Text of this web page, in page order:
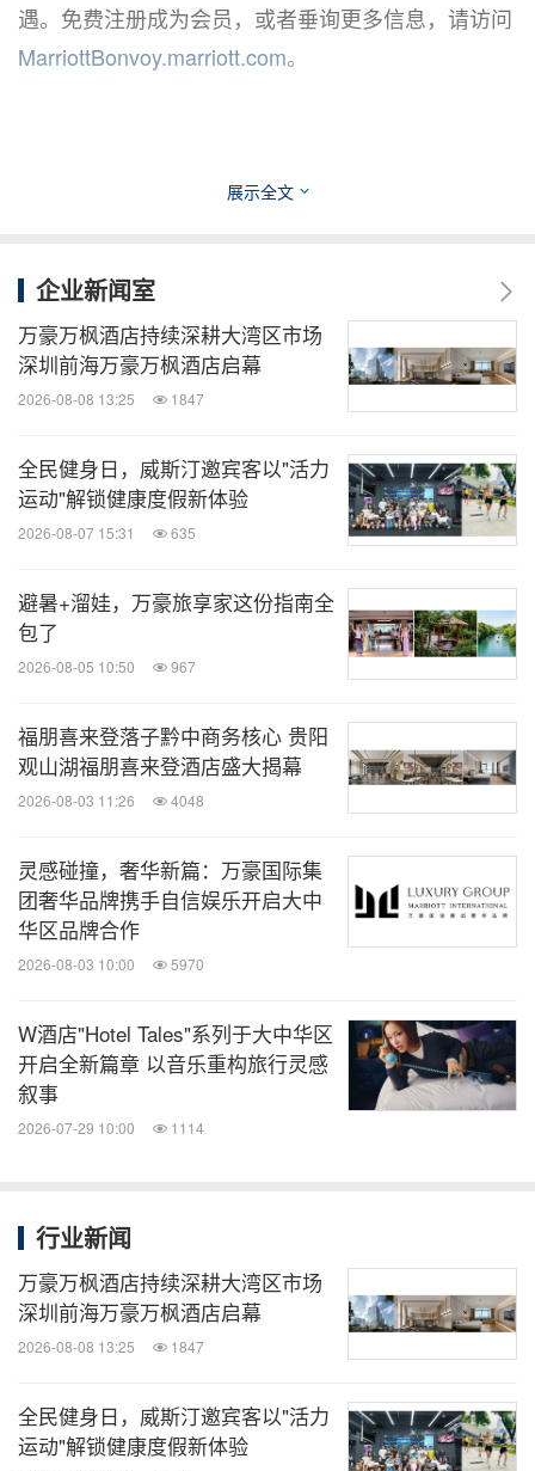
遇。免费注册成为会员，或者垂询更多信息，请访问
MarriottBonvoy.marriott.com。
消息来源：万豪国际集团
NASDAQ:MAR
全球TMT
微信公众号“全球TMT”发布全球互联网、科
技、媒体、通讯企业的经营动态、财报信
阅！
休闲, 旅行与旅馆
分享到：
展示全文
企业新闻室
万豪万枫酒店持续深耕大湾区市场
深圳前海万豪万枫酒店启幕
2026-08-08 13:25 1847
全民健身日，威斯汀邀宾客以"活力
运动"解锁健康度假新体验
2026-08-07 15:31 635
避暑+溜娃，万豪旅享家这份指南全
包了
2026-08-05 10:50 967
福朋喜来登落子黔中商务核心 贵阳
观山湖福朋喜来登酒店盛大揭幕
2026-08-03 11:26 4048
灵感碰撞，奢华新篇：万豪国际集
团奢华品牌携手自信娱乐开启大中
华区品牌合作
2026-08-03 10:00 5970
W酒店"Hotel Tales"系列于大中华区
开启全新篇章 以音乐重构旅行灵感
叙事
2026-07-29 10:00 1114
行业新闻
万豪万枫酒店持续深耕大湾区市场
深圳前海万豪万枫酒店启幕
2026-08-08 13:25 1847
全民健身日，威斯汀邀宾客以"活力
运动"解锁健康度假新体验